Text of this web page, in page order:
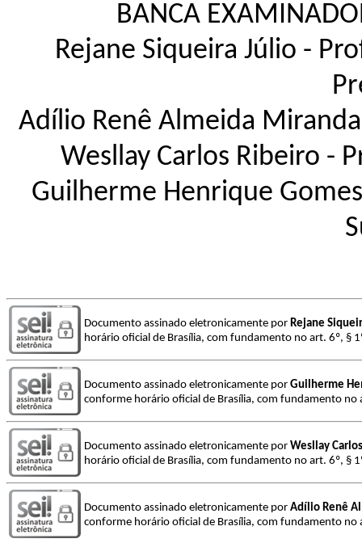
BANCA
Rejane Siqueira Júlio -
Adílio Renê Almeida
Wesllay Carlos Ribeiro -
Guilherme Henrique
Documento assinado eletronicamente por Rejane
horário oficial de Brasília, com fundamento no art. 6º, §
Documento assinado eletronicamente por Guilherme
conforme horário oficial de Brasília, com fundamento no
Documento assinado eletronicamente por Wesllay
horário oficial de Brasília, com fundamento no art. 6º, §
Documento assinado eletronicamente por Adílio Renê
conforme horário oficial de Brasília, com fundamento no